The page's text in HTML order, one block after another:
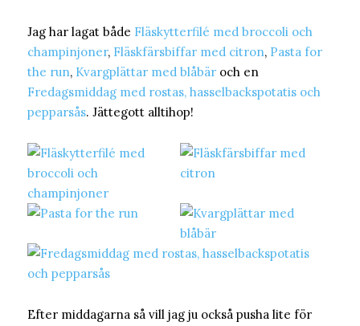
Jag har lagat både Fläskytterfilé med broccoli och
champinjoner, Fläskfärsbiffar med citron, Pasta for
the run, Kvargplättar med blåbär och en
Fredagsmiddag med rostas, hasselbackspotatis och
pepparsås. Jättegott alltihop!
Efter middagarna så vill jag ju också pusha lite för